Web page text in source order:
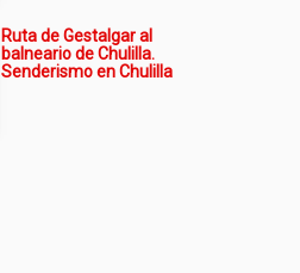
Ruta de Gestalgar al
balneario de Chulilla.
Senderismo en Chulilla